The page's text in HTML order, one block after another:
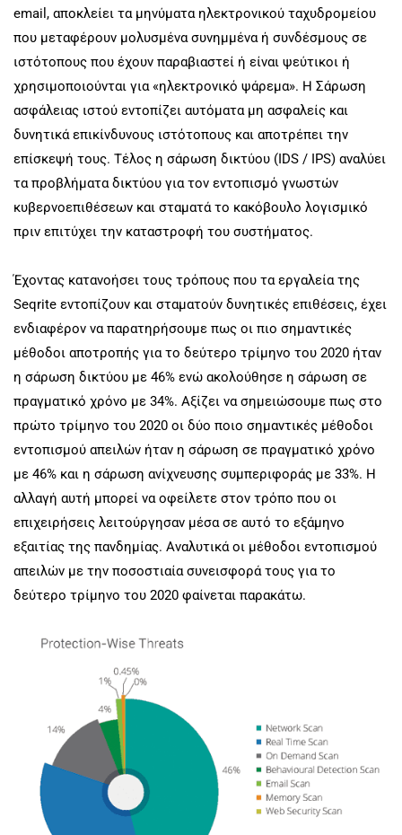
email, αποκλείει τα μηνύματα ηλεκτρονικού ταχυδρομείου
που μεταφέρουν μολυσμένα συνημμένα ή συνδέσμους σε
ιστότοπους που έχουν παραβιαστεί ή είναι ψεύτικοι ή
χρησιμοποιούνται για «ηλεκτρονικό ψάρεμα». Η Σάρωση
ασφάλειας ιστού εντοπίζει αυτόματα μη ασφαλείς και
δυνητικά επικίνδυνους ιστότοπους και αποτρέπει την
επίσκεψή τους. Τέλος η σάρωση δικτύου (IDS / IPS) αναλύει
τα προβλήματα δικτύου για τον εντοπισμό γνωστών
κυβερνοεπιθέσεων και σταματά το κακόβουλο λογισμικό
πριν επιτύχει την καταστροφή του συστήματος.
Έχοντας κατανοήσει τους τρόπους που τα εργαλεία της
Seqrite εντοπίζουν και σταματούν δυνητικές επιθέσεις, έχει
ενδιαφέρον να παρατηρήσουμε πως οι πιο σημαντικές
μέθοδοι αποτροπής για το δεύτερο τρίμηνο του 2020 ήταν
η σάρωση δικτύου με 46% ενώ ακολούθησε η σάρωση σε
πραγματικό χρόνο με 34%. Αξίζει να σημειώσουμε πως στο
πρώτο τρίμηνο του 2020 οι δύο ποιο σημαντικές μέθοδοι
εντοπισμού απειλών ήταν η σάρωση σε πραγματικό χρόνο
με 46% και η σάρωση ανίχνευσης συμπεριφοράς με 33%. Η
αλλαγή αυτή μπορεί να οφείλετε στον τρόπο που οι
επιχειρήσεις λειτούργησαν μέσα σε αυτό το εξάμηνο
εξαιτίας της πανδημίας. Αναλυτικά οι μέθοδοι εντοπισμού
απειλών με την ποσοστιαία συνεισφορά τους για το
δεύτερο τρίμηνο του 2020 φαίνεται παρακάτω.